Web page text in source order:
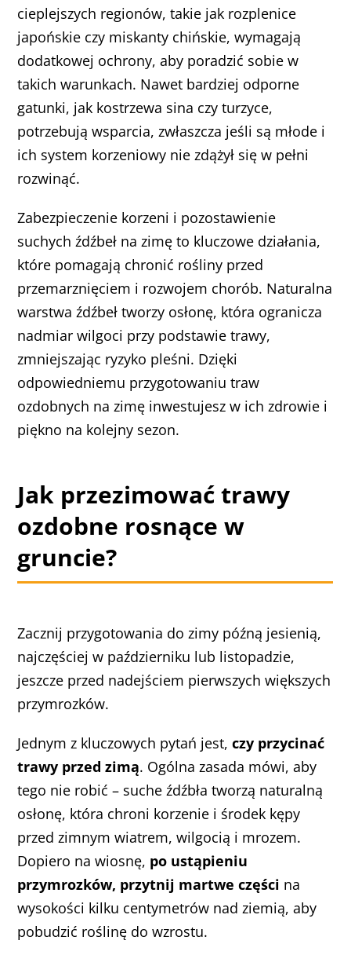
cieplejszych regionów, takie jak rozplenice
japońskie czy miskanty chińskie, wymagają
dodatkowej ochrony, aby poradzić sobie w
takich warunkach. Nawet bardziej odporne
gatunki, jak kostrzewa sina czy turzyce,
potrzebują wsparcia, zwłaszcza jeśli są młode i
ich system korzeniowy nie zdążył się w pełni
rozwinąć.
Zabezpieczenie korzeni i pozostawienie
suchych źdźbeł na zimę to kluczowe działania,
które pomagają chronić rośliny przed
przemarznięciem i rozwojem chorób. Naturalna
warstwa źdźbeł tworzy osłonę, która ogranicza
nadmiar wilgoci przy podstawie trawy,
zmniejszając ryzyko pleśni. Dzięki
odpowiedniemu przygotowaniu traw
ozdobnych na zimę inwestujesz w ich zdrowie i
piękno na kolejny sezon.
Jak przezimować trawy
ozdobne rosnące w
gruncie?
Zacznij przygotowania do zimy późną jesienią,
najczęściej w październiku lub listopadzie,
jeszcze przed nadejściem pierwszych większych
przymrozków.
Jednym z kluczowych pytań jest,czy przycinać
trawy przed zimą. Ogólna zasada mówi, aby
tego nie robić – suche źdźbła tworzą naturalną
osłonę, która chroni korzenie i środek kępy
przed zimnym wiatrem, wilgocią i mrozem.
Dopiero na wiosnę, po ustąpieniu
przymrozków, przytnij martwe części na
wysokości kilku centymetrów nad ziemią, aby
pobudzić roślinę do wzrostu.